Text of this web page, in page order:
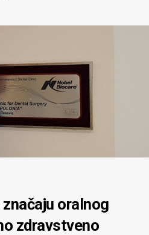
oralnog
zdravstveno